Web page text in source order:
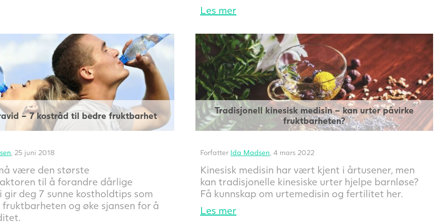
Les mer
– 7 kostråd til bedre fruktbarhet
, 25 juni 2018
være den største
til å forandre dårlige
gir deg 7 sunne kostholdtips som
og øke sjansen for å
Tradisjonell kinesisk medisin – kan urter påvirke
fruktbarheten?
Forfatter Ida Madsen , 4 mars 2022
Kinesisk medisin har vært kjent i årtusener, men
kan tradisjonelle kinesiske urter hjelpe barnløse?
Få kunnskap om urtemedisin og fertilitet her.
Les mer